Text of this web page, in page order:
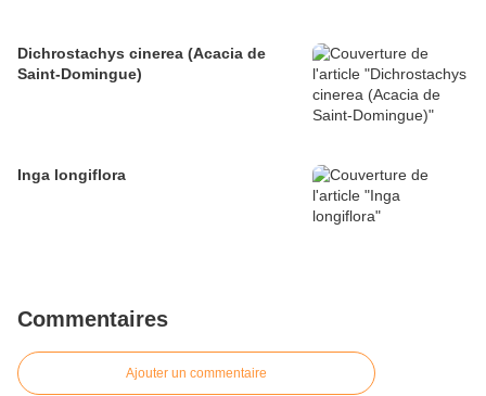
Dichrostachys cinerea (Acacia de
Saint-Domingue)
Inga longiflora
Commentaires
Ajouter un commentaire